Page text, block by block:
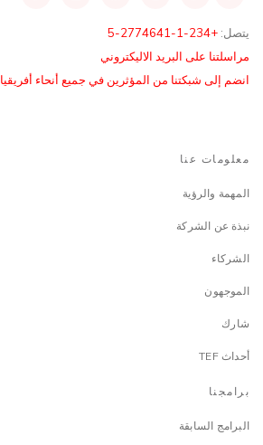
يتصل: +234-1-2774641-5
مراسلتنا على البريد الاليكتروني
انضم إلى شبكتنا من المؤثرين في جميع أنحاء أفريقيا
معلومات عنا
المهمة والرؤية
نبذة عن الشركة
الشركاء
الموجهون
شارك
أحداث TEF
برامجنا
البرامج السابقة